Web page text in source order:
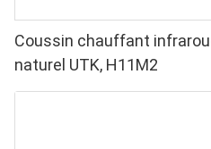
Coussin chauffant
naturel UTK, H11M2